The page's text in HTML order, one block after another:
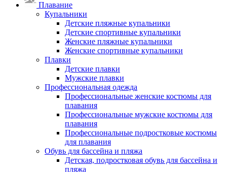
Плавание
Купальники
Детские пляжные купальники
Детские спортивные купальники
Женские пляжные купальники
Женские спортивные купальники
Плавки
Детские плавки
Мужские плавки
Профессиональная одежда
Профессиональные женские костюмы для
плавания
Профессиональные мужские костюмы для
плавания
Профессиональные подростковые костюмы
для плавания
Обувь для бассейна и пляжа
Детская, подростковая обувь для бассейна и
пляжа